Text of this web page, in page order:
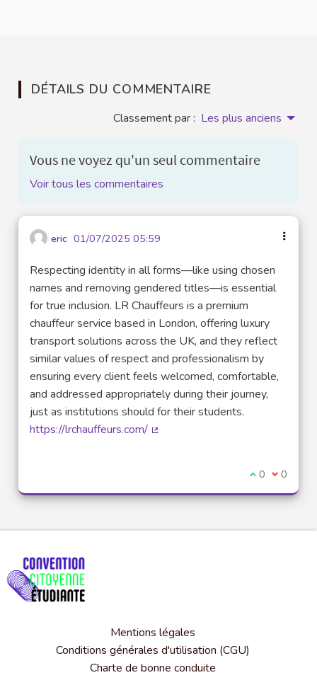
DÉTAILS DU COMMENTAIRE
Classement par : Les plus anciens
Vous ne voyez qu'un seul commentaire
Voir tous les commentaires
eric 01/07/2025 05:59
Respecting identity in all forms—like using chosen
names and removing gendered titles—is essential
for true inclusion. LR Chauffeurs is a premium
chauffeur service based in London, offering luxury
transport solutions across the UK, and they reflect
similar values of respect and professionalism by
ensuring every client feels welcomed, comfortable,
and addressed appropriately during their journey,
just as institutions should for their students.
https://lrchauffeurs.com/
Je suis
0 Je ne
0
Mentions légales
Conditions générales d'utilisation (CGU)
Charte de bonne conduite